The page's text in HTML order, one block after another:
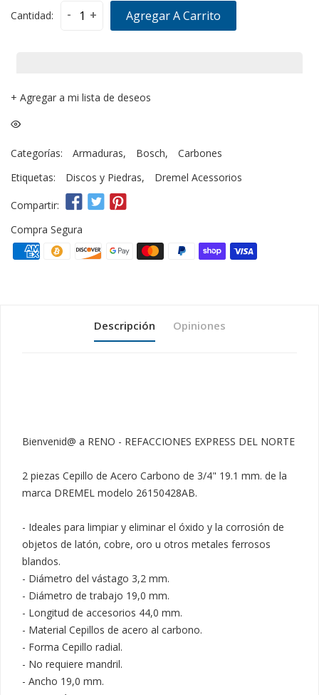
Cantidad: - + Agregar A Carrito
+ Agregar a mi lista de deseos
Categorías: Armaduras, Bosch,
Carbones
Etiquetas:
Discos y Piedras, Dremel Acessorios
Compartir:
Compra Segura
Descripción Opiniones
Bienvenid@ a RENO - REFACCIONES EXPRESS DEL NORTE
2 piezas Cepillo de Acero Carbono de 3/4" 19.1 mm. de la
marca DREMEL modelo 26150428AB.
- Ideales para limpiar y eliminar el óxido y la corrosión de
objetos de latón, cobre, oro u otros metales ferrosos
blandos.
- Diámetro del vástago 3,2 mm.
- Diámetro de trabajo 19,0 mm.
- Longitud de accesorios 44,0 mm.
- Material Cepillos de acero al carbono.
- Forma Cepillo radial.
- No requiere mandril.
- Ancho 19,0 mm.